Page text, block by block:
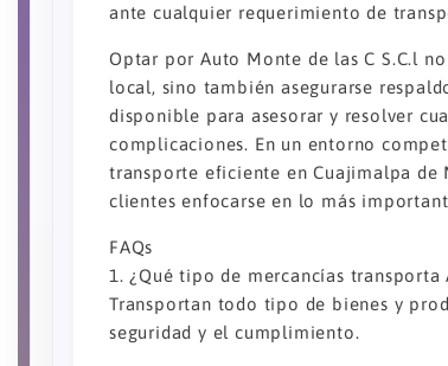
ante cualquier requerimiento de
Optar por Auto Monte de las C S.C.l
local, sino también asegurarse
disponible para asesorar y resolver
complicaciones. En un entorno
transporte eficiente en Cuajimalpa de
clientes enfocarse en lo más
FAQs
1. ¿Qué tipo de mercancías transporta
Transportan todo tipo de bienes y
seguridad y el cumplimiento.